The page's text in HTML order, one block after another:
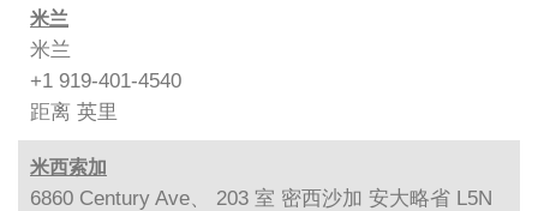
米兰
米兰
+1 919-401-4540
距离 英里
米西索加
6860 Century Ave、 203 室 密西沙加 安大略省 L5N